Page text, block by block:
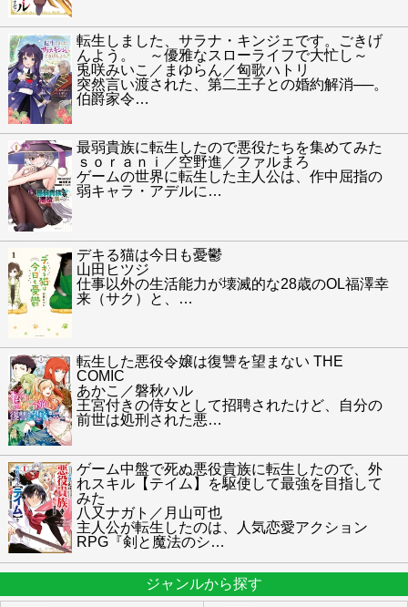
転生しました、サラナ・キンジェです。ごきげ
んよう。 ～優雅なスローライフで大忙し～
兎咲みいこ／まゆらん／匈歌ハトリ
突然言い渡された、第二王子との婚約解消──。
伯爵家令…
最弱貴族に転生したので悪役たちを集めてみた
ｓｏｒａｎｉ／空野進／ファルまろ
ゲームの世界に転生した主人公は、作中屈指の
弱キャラ・アデルに …
デキる猫は今日も憂鬱
山田ヒツジ
仕事以外の生活能力が壊滅的な28歳のOL福澤幸
来（サク）と、
…
転生した悪役令嬢は復讐を望まない THE
COMIC
あかこ／磐秋ハル
王宮付きの侍女として招聘されたけど、自分の
前世は処刑された悪…
ゲーム中盤で死ぬ悪役貴族に転生したので、外
れスキル【テイム】を駆使して最強を目指して
みた
八又ナガト／月山可也
主人公が転生したのは、人気恋愛アクション
RPG『剣と魔法のシ…
ジャンルから探す